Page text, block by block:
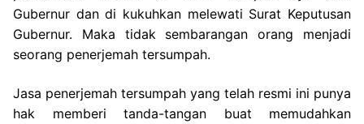
Gubernur dan di kukuhkan melewati Surat Keputusan
Gubernur. Maka tidak sembarangan orang menjadi
seorang penerjemah tersumpah.
Jasa penerjemah tersumpah yang telah resmi ini punya
hak memberi tanda-tangan buat memudahkan